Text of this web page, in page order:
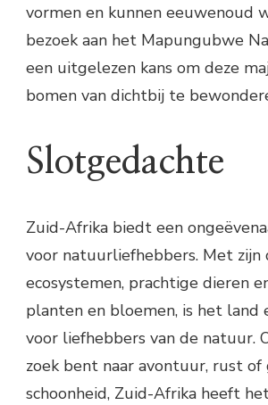
vormen en kunnen eeuwenoud
bezoek aan het Mapungubwe
een uitgelezen kans om deze
bomen van dichtbij te
Slotgedachte
Zuid-Afrika biedt een
voor natuurliefhebbers. Met zijn
ecosystemen, prachtige dieren
planten en bloemen, is het land
voor liefhebbers van de natuur.
zoek bent naar avontuur, rust
schoonheid, Zuid-Afrika heeft